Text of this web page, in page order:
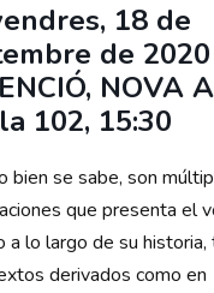
18 de
de 2020
NOVA
102, 15:30
bien se sabe, son
que presenta el
a lo largo de su historia,
derivados como en